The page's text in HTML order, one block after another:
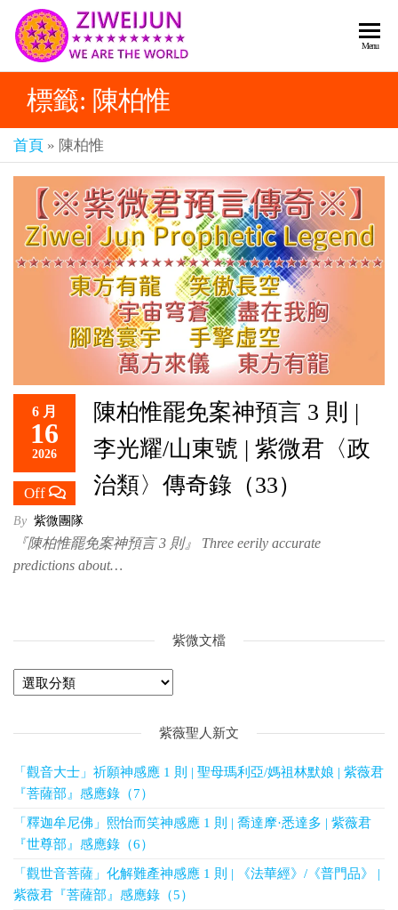
紫薇
《推
背
圖》
預
言-
紫薇
君寰
宇傳
奇官
網
樂
人
人
都
是
彌
賽
亞-
個
個
都
救
世
主
Menu
標籤: 陳柏惟
首頁 » 陳柏惟
6 月
16
2026
Off
陳柏惟罷免案神預言 3 則 |
李光耀/山東號 | 紫微君〈政
治類〉傳奇錄（33）
By 紫微團隊
『陳柏惟罷免案神預言 3 則』 Three eerily accurate
predictions about…
紫微文檔
紫薇聖人新文
「觀音大士」祈願神感應 1 則 | 聖母瑪利亞/媽祖林默娘 | 紫薇君
『菩薩部』感應錄（7）
「釋迦牟尼佛」熙怡而笑神感應 1 則 | 喬達摩·悉達多 | 紫薇君
『世尊部』感應錄（6）
「觀世音菩薩」化解難產神感應 1 則 | 《法華經》/《普門品》 |
紫薇君『菩薩部』感應錄（5）